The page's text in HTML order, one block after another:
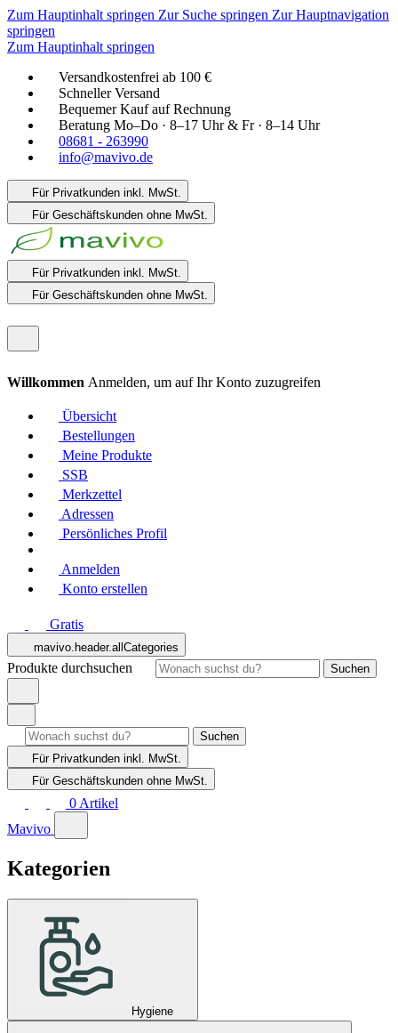
Zum Hauptinhalt springen Zur Suche springen Zur Hauptnavigation
springen
Zum Hauptinhalt springen
Versandkostenfrei ab 100 €
Schneller Versand
Bequemer Kauf auf Rechnung
Beratung Mo–Do · 8–17 Uhr & Fr · 8–14 Uhr
08681 - 263990
info@mavivo.de
Für Privatkunden inkl. MwSt.
Für Geschäftskunden ohne MwSt.
Für Privatkunden inkl. MwSt.
Für Geschäftskunden ohne MwSt.
Willkommen Anmelden, um auf Ihr Konto zuzugreifen
Übersicht
Bestellungen
Meine Produkte
SSB
Merkzettel
Adressen
Persönliches Profil
Anmelden
Konto erstellen
Gratis
mavivo.header.allCategories
Produkte durchsuchen Suchen
Suchen
Für Privatkunden inkl. MwSt.
Für Geschäftskunden ohne MwSt.
0 Artikel
Mavivo
Kategorien
Hygiene